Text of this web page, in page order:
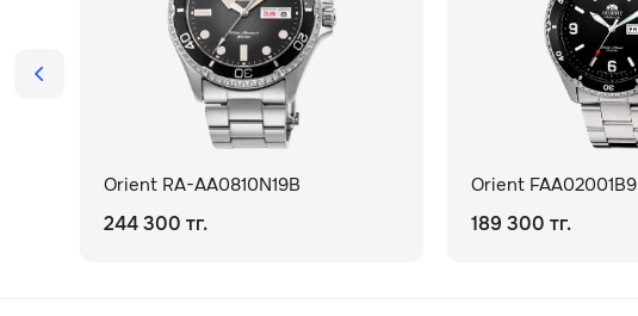
Orient RA-AA0810N19B
244 300 тг.
Orient FAA02001B9
189 300 тг.